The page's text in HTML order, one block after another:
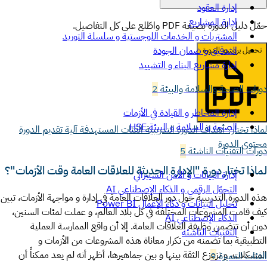
إدارة العقود
إدارة المشاريع
المشتريات و الخدمات اللوجستية و سلسلة التوريد
التدقيق و ضمان الجودة
إدارة مشاريع البناء و التشييد
دورات الصحة والسلامة والبيئة2
إدارة المخاطر و القيادة في الأزمات
الصحة و السلامة و البيئة HSE
دورات التقنيات الناشئة5
إدارة البيانات و الأمن السيبراني
التحوّل الرقمي و الذكاء الإصطناعي AI
تحليل البيانات و ذكاء الأعمال Power BI
الذكاء الإصطناعي AI
التقنيات الناشئة
الفئات المميزة9
حمّل دليل الدورة بصيغة PDF واطّلع على كل التفاصيل.
تحميل بروشور الدورة
لماذا تختار؟أهداف الدورة التدريبيةالفئات المستهدفةآلية تقديم الدورة
محتوى الدورة
لماذا تختار دورة "الإدارة الحديثة للعلاقات العامة وقت الأزمات"؟
هذه الدورة التدريبية حول دور العلاقات العامة في إدارة و مواجهة الأزمات، تبين
كيف قامت المشروعات المختلفة في كل بلاد العالم، و عملت لمئات السنين،
دون أن تتضمن وظيفة العلاقات العامة. إلا أن واقع الممارسة العملية
التطبيقية بما تضمنه من تكرار معاناة هذه المشروعات من الأزمات و
المشكلات، و تزعزع الثقة بينها و بين جماهيرها، أظهر أنه لم يعد ممكناً أن